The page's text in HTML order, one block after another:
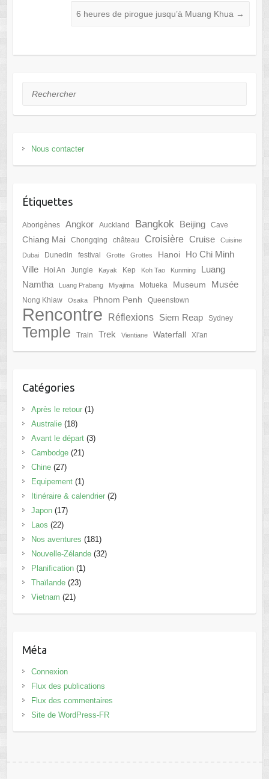
6 heures de pirogue jusqu’à Muang Khua →
Rechercher
Nous contacter
Étiquettes
Aborigènes Angkor Auckland Bangkok Beijing Cave
Chiang Mai Chongqing château Croisière Cruise Cuisine
Dubai Dunedin festival Grotte Grottes Hanoi
Ho Chi Minh
Ville
Hoi An Jungle Kayak Kep Koh Tao Kunming
Luang
Namtha
Luang Prabang Miyajima Motueka Museum Musée
Nong Khiaw Osaka Phnom Penh Queenstown
Rencontre Réflexions Siem Reap Sydney
Temple Train Trek Vientiane Waterfall Xi'an
Catégories
Après le retour(1)
Australie(18)
Avant le départ(3)
Cambodge(21)
Chine(27)
Equipement(1)
Itinéraire & calendrier(2)
Japon(17)
Laos (22)
Nos aventures (181)
Nouvelle-Zélande(32)
Planification(1)
Thaïlande(23)
Vietnam (21)
Méta
Connexion
Flux des publications
Flux des commentaires
Site de WordPress-FR